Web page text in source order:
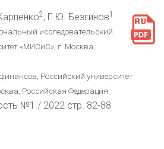
2, Г.Ю. Безгинов1
исследовательский
«МИСиС», г. Москва,
Российский университет
Российская Федерация
№1 / 2022 стр. 82-88